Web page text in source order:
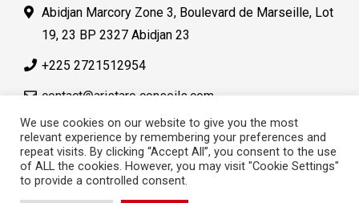
Abidjan Marcory Zone 3, Boulevard de Marseille, Lot
19, 23 BP 2327 Abidjan 23
+225 2721512954
contact@aristarc‑conseils.com
We use cookies on our website to give you the most
relevant experience by remembering your preferences and
repeat visits. By clicking “Accept All”, you consent to the use
of ALL the cookies. However, you may visit "Cookie Settings"
to provide a controlled consent.